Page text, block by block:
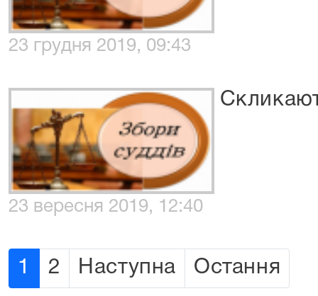
23 грудня 2019, 09:43
23 вересня 2019, 12:40
1 2 Наступна Остання